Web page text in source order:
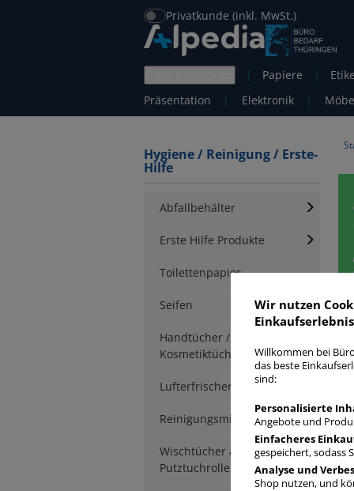
Privatkunde (inkl. MwSt.)
| Papiere |
Präsentation
| Elektronik |
Hygiene / Reinigung / Erste-
Hilfe
Abfallbehälter
Erste Hilfe Produkte
Toilettenpapier
Seifen
Handtücher /
Kosmetiktücher
Lufterfrischer
Reinigungsmittel
Wischtücher &
Putztuchrollen
Wir nutzen
Willkommen bei
das beste
sind:
Personalisierte
Angebote und
Einfacheres
gespeichert, sodass
Analyse und
Shop nutzen, und